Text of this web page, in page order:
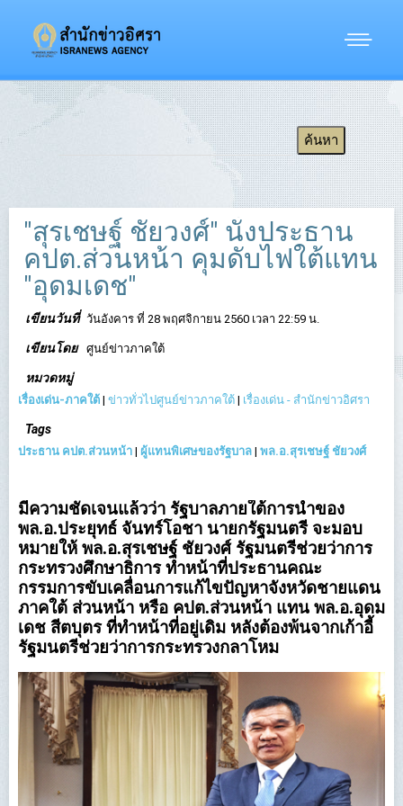
"สุรเชษฐ์ ชัยวงศ์" นั่งประธาน
คปต.ส่วนหน้า คุมดับไฟใต้แทน
"อุดมเดช"
เขียนวันที่ วันอังคาร ที่ 28 พฤศจิกายน 2560 เวลา 22:59 น.
เขียนโดย ศูนย์ข่าวภาคใต้
หมวดหมู่
เรื่องเด่น-ภาคใต้ | ข่าวทั่วไปศูนย์ข่าวภาคใต้ | เรื่องเด่น - สำนักข่าวอิศรา
Tags
ประธาน คปต.ส่วนหน้า | ผู้แทนพิเศษของรัฐบาล | พล.อ.สุรเชษฐ์ ชัยวงศ์
มีความชัดเจนแล้วว่า รัฐบาลภายใต้การนำของ
พล.อ.ประยุทธ์ จันทร์โอชา นายกรัฐมนตรี จะมอบ
หมายให้ พล.อ.สุรเชษฐ์ ชัยวงศ์ รัฐมนตรีช่วยว่าการ
กระทรวงศึกษาธิการ ทำหน้าที่ประธานคณะ
กรรมการขับเคลื่อนการแก้ไขปัญหาจังหวัดชายแดน
ภาคใต้ ส่วนหน้า หรือ คปต.ส่วนหน้า แทน พล.อ.อุดม
เดช สีตบุตร ที่ทำหน้าที่อยู่เดิม หลังต้องพ้นจากเก้าอี้
รัฐมนตรีช่วยว่าการกระทรวงกลาโหม